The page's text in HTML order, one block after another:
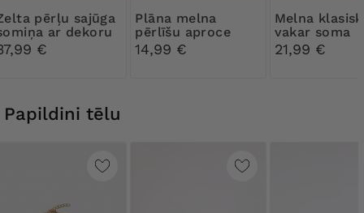
ar dekoru
€
Plāna melna
pērlīšu aproce
14,99 €
Melna klasiska
vakar soma
21,99 €
Papildini tēlu